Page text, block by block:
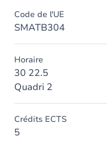
Code de l'UE
SMATB304
Horaire
30 22.5
Quadri 2
Crédits ECTS
5